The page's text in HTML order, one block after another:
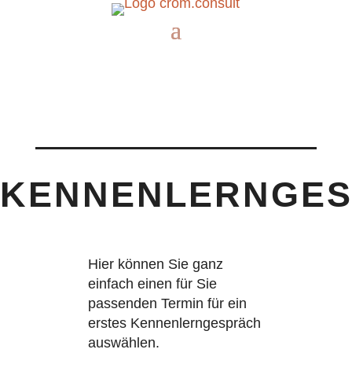
Hier können Sie ganz
einfach einen für Sie
passenden Termin für ein
erstes Kennenlerngespräch
auswählen.